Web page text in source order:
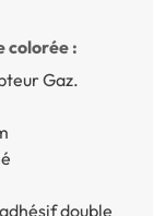
colorée :
Gaz.
double